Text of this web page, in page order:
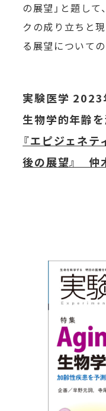
の展望」と題し
クの成り立ちと
る展望について
実験医学
生物学的年齢
『エピジェネ
後の展望』 仲